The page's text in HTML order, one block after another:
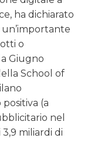
ha dichiarato
o
Giugno
School of
(a
nel
miliardi di